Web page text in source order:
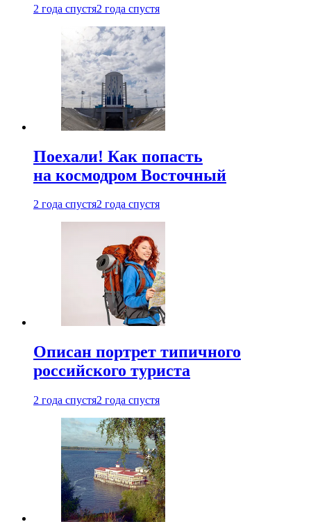
2 года спустя2 года спустя
Поехали! Как попасть
на космодром Восточный
2 года спустя2 года спустя
Описан портрет типичного
российского туриста
2 года спустя2 года спустя